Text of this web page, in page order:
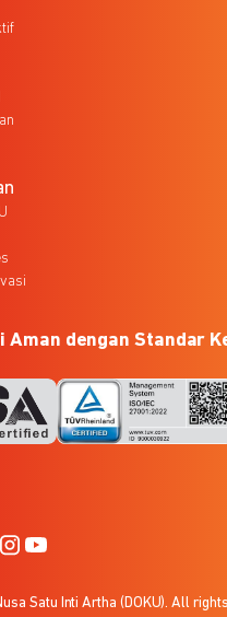
Aman dengan Standar
Satu Inti Artha (DOKU). All